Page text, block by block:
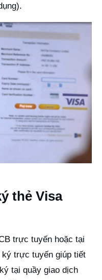
thẻ Visa
trực tuyến hoặc tại
trực tuyến giúp tiết
tại quầy giao dịch